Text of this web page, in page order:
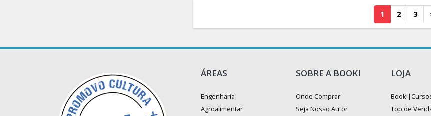
1 2 3
ÁREAS
Engenharia
Agroalimentar
SOBRE A BOOKI
Onde Comprar
Seja Nosso Autor
LOJA
Top de